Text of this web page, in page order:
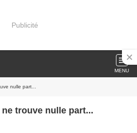
Publicité
MENU
nulle part...
trouve nulle part...